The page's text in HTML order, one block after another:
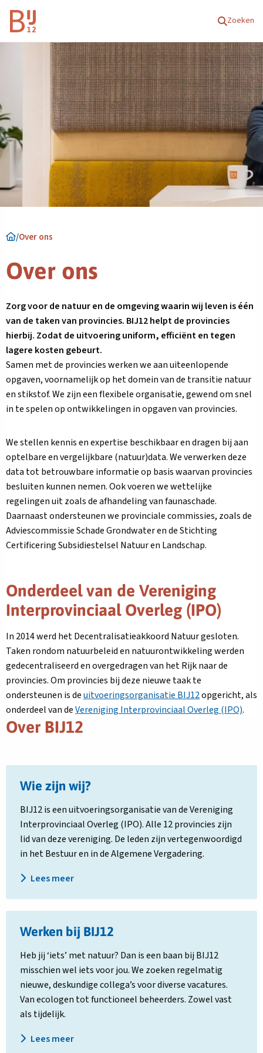
Homepagina Zoeken
/Over ons
Over ons
Zorg voor de natuur en de omgeving waarin wij leven is één
van de taken van provincies. BIJ12 helpt de provincies
hierbij. Zodat de uitvoering uniform, efficiënt en tegen
lagere kosten gebeurt.
Samen met de provincies werken we aan uiteenlopende
opgaven, voornamelijk op het domein van de transitie natuur
en stikstof. We zijn een flexibele organisatie, gewend om snel
in te spelen op ontwikkelingen in opgaven van provincies.
We stellen kennis en expertise beschikbaar en dragen bij aan
optelbare en vergelijkbare (natuur)data. We verwerken deze
data tot betrouwbare informatie op basis waarvan provincies
besluiten kunnen nemen. Ook voeren we wettelijke
regelingen uit zoals de afhandeling van faunaschade.
Daarnaast ondersteunen we provinciale commissies, zoals de
Adviescommissie Schade Grondwater en de Stichting
Certificering Subsidiestelsel Natuur en Landschap.
Onderdeel van de Vereniging
Interprovinciaal Overleg (IPO)
In 2014 werd het Decentralisatieakkoord Natuur gesloten.
Taken rondom natuurbeleid en natuurontwikkeling werden
gedecentraliseerd en overgedragen van het Rijk naar de
provincies. Om provincies bij deze nieuwe taak te
ondersteunen is deuitvoeringsorganisatie BIJ12opgericht, als
onderdeel van deVereniging Interprovinciaal Overleg (IPO).
Over BIJ12
Wie zijn wij?
BIJ12 is een uitvoeringsorganisatie van de Vereniging
Interprovinciaal Overleg (IPO). Alle 12 provincies zijn
lid van deze vereniging. De leden zijn vertegenwoordigd
in het Bestuur en in de Algemene Vergadering.
Lees meer
meer
wij?
Werken bij BIJ12
Heb jij ‘iets’ met natuur? Dan is een baan bij BIJ12
misschien wel iets voor jou. We zoeken regelmatig
nieuwe, deskundige collega’s voor diverse vacatures.
Van ecologen tot functioneel beheerders. Zowel vast
als tijdelijk.
Lees meer
meer
Werken
BIJ12